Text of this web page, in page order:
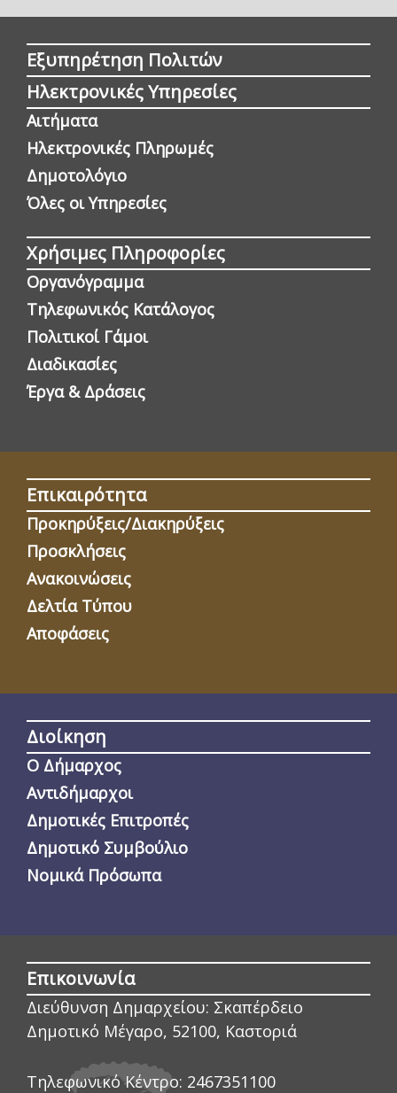
Εξυπηρέτηση Πολιτών
Ηλεκτρονικές Υπηρεσίες
Αιτήματα
Ηλεκτρονικές Πληρωμές
Δημοτολόγιο
Όλες οι Yπηρεσίες
Χρήσιμες Πληροφορίες
Οργανόγραμμα
Τηλεφωνικός Κατάλογος
Πολιτικοί Γάμοι
Διαδικασίες
Έργα & Δράσεις
Επικαιρότητα
Προκηρύξεις/Διακηρύξεις
Προσκλήσεις
Ανακοινώσεις
Δελτία Τύπου
Αποφάσεις
Διοίκηση
Ο Δήμαρχος
Αντιδήμαρχοι
Δημοτικές Επιτροπές
Δημοτικό Συμβούλιο
Νομικά Πρόσωπα
Επικοινωνία
Διεύθυνση Δημαρχείου: Σκαπέρδειο
Δημοτικό Μέγαρο, 52100, Καστοριά
Τηλεφωνικό Κέντρο: 2467351100